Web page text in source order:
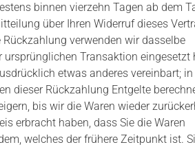
binnen vierzehn Tagen ab dem
über Ihren Widerruf dieses
verwenden wir dasselbe
Transaktion eingesetzt
etwas anderes vereinbart; in
dieser Rückzahlung Entgelte
bis wir die Waren wieder
erbracht haben, dass Sie die Waren
welches der frühere Zeitpunkt ist.